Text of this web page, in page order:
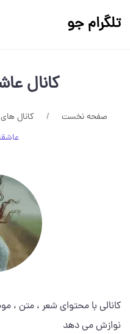
تلگرام جو
کانال
صفحه نخست کانال
کانالی با محتوای شعر ، متن ،
نوازش می دهد